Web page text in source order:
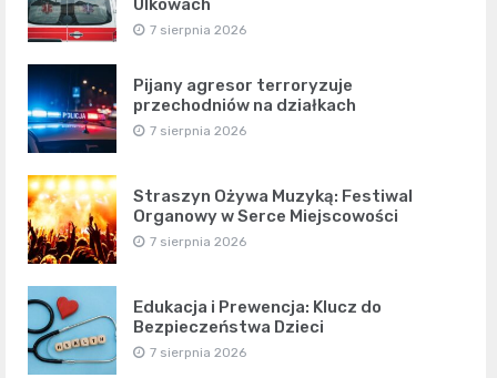
7 sierpnia 2026
Pijany agresor terroryzuje
przechodniów na działkach
7 sierpnia 2026
Straszyn Ożywa Muzyką: Festiwal
Organowy w Serce Miejscowości
7 sierpnia 2026
Edukacja i Prewencja: Klucz do
Bezpieczeństwa Dzieci
7 sierpnia 2026